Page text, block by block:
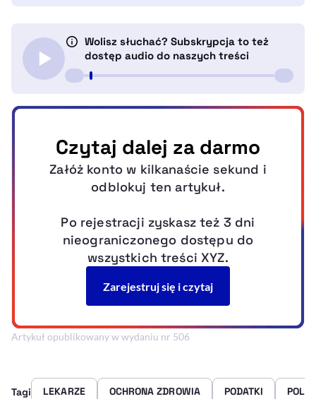
Artykuł opublikowany w wydaniu nr 506
Tagi LEKARZE OCHRONA ZDROWIA PODATKI